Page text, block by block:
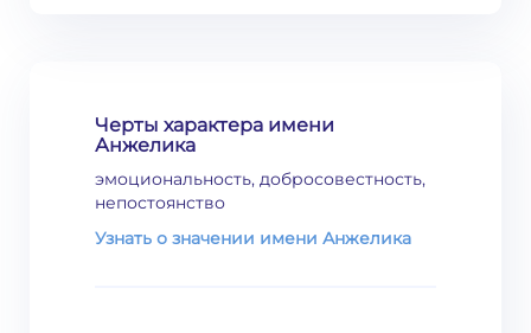
Черты характера имени
Анжелика
эмоциональность, добросовестность,
непостоянство
Узнать о значении имени Анжелика